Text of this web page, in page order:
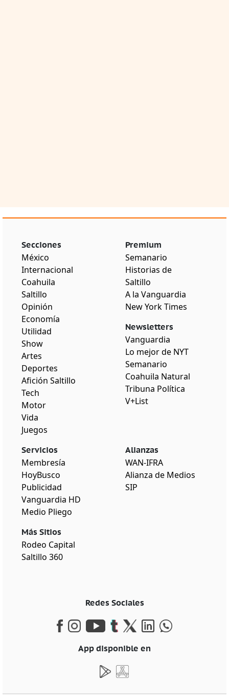
Secciones
México
Internacional
Coahuila
Saltillo
Opinión
Economía
Utilidad
Show
Artes
Deportes
Afición Saltillo
Tech
Motor
Vida
Juegos
Premium
Semanario
Historias de
Saltillo
A la Vanguardia
New York Times
Newsletters
Vanguardia
Lo mejor de NYT
Semanario
Coahuila Natural
Tribuna Política
V+List
Servicios
Membresía
HoyBusco
Publicidad
Vanguardia HD
Medio Pliego
Más Sitios
Rodeo Capital
Saltillo 360
Alianzas
WAN-IFRA
Alianza de Medios
SIP
Redes Sociales
App disponible en